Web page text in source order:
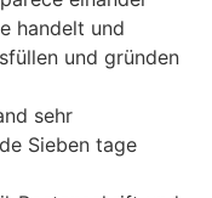
handelt und
und gründen
sehr
Sieben tage